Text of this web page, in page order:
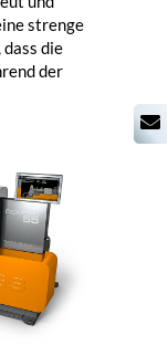
strenge
die
der